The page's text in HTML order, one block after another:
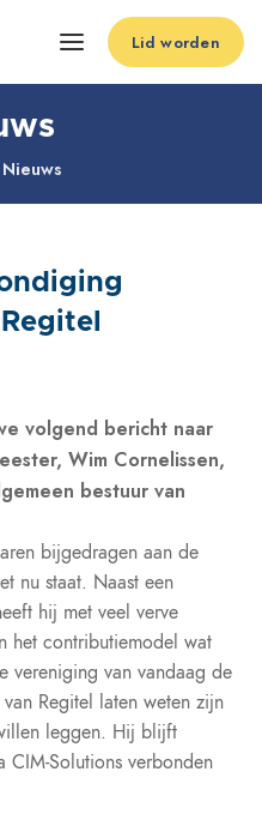
Lid worden
Nieuws
volgend bericht naar
Wim Cornelissen,
bestuur van
bijgedragen aan de
nu staat. Naast een
hij met veel verve
het contributiemodel wat
vereniging van vandaag de
Regitel laten weten zijn
leggen. Hij blijft
Solutions verbonden